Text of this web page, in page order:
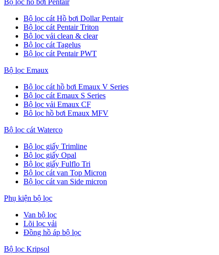
Bộ lọc hồ bơi Pentair
Bộ lọc cát Hồ bơi Dollar Pentair
Bộ lọc cát Pentair Triton
Bộ lọc vải clean & clear
Bộ lọc cát Tagelus
Bộ lọc cát Pentair PWT
Bộ lọc Emaux
Bộ lọc cát hồ bơi Emaux V Series
Bộ lọc cát Emaux S Series
Bộ lọc vải Emaux CF
Bô lọc hồ bơi Emaux MFV
Bộ lọc cát Waterco
Bộ lọc giấy Trimline
Bộ lọc giấy Opal
Bộ lọc giấy Fulflo Tri
Bộ lọc cát van Top Micron
Bộ lọc cát van Side micron
Phụ kiện bộ lọc
Van bộ lọc
Lõi lọc vải
Đồng hồ áp bộ lọc
Bộ lọc Kripsol